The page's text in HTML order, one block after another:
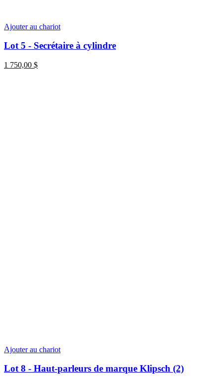
Ajouter au chariot
Lot 5 - Secrétaire à cylindre
1 750,00 $
Ajouter au chariot
Lot 8 - Haut-parleurs de marque Klipsch (2)